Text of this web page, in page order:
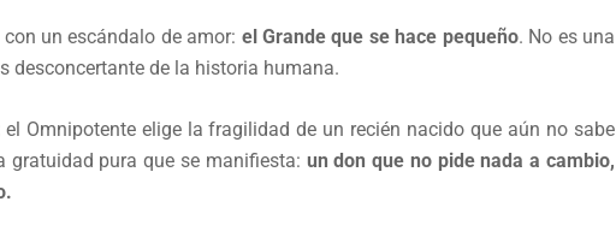
un escándalo de amor: el Grande que se hace pequeño. No es una
desconcertante de la historia humana.
Omnipotente elige la fragilidad de un recién nacido que aún no sabe
gratuidad pura que se manifiesta: un don que no pide nada a cambio,